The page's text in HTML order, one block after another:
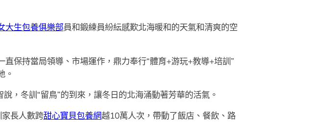
大生包養俱樂部員和鍛練員紛紜感歎北海暖和的天氣和清爽的空
持當局領導、市場運作，鼎力奉行“體育+游玩+教導+培訓”
。
冬訓“留鳥”的到來，讓冬日的北海涌動著芳華的活氣。
長人數跨甜心寶貝包養網越10萬人次，帶動了飯店、餐飲、路